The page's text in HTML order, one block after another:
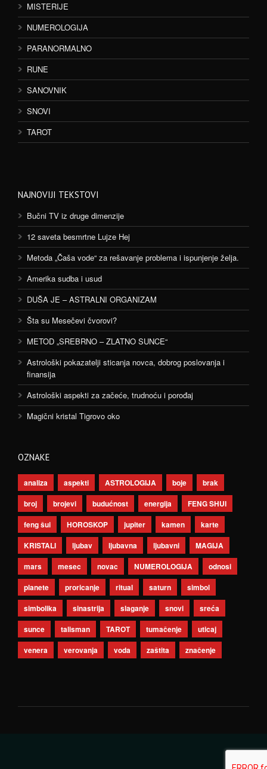
MISTERIJE
NUMEROLOGIJA
PARANORMALNO
RUNE
SANOVNIK
SNOVI
TAROT
NAJNOVIJI TEKSTOVI
Bučni TV iz druge dimenzije
12 saveta besmrtne Lujze Hej
Metoda „Čaša vode“ za rešavanje problema i ispunjenje želja.
Amerika sudba i usud
DUŠA JE – ASTRALNI ORGANIZAM
Šta su Mesečevi čvorovi?
METOD „SREBRNO – ZLATNO SUNCE“
Astrološki pokazatelji sticanja novca, dobrog poslovanja i
finansija
Astrološki aspekti za začeće, trudnoću i porođaj
Magični kristal Tigrovo oko
OZNAKE
analiza aspekti ASTROLOGIJA boje
brak
broj
brojevi budućnost energija
FENG SHUI
feng šui
HOROSKOP jupiter kamen
karte
KRISTALI
ljubav ljubavna ljubavni
MAGIJA
mars
mesec novac NUMEROLOGIJA
odnosi
planete
proricanje ritual saturn
simbol
simbolika
sinastrija slaganje snovi
sreća
sunce
talisman TAROT tumačenje
uticaj
venera
verovanja voda zaštita značenje